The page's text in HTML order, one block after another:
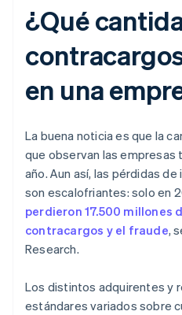
¿Qué
en una
La buena noticia es que la
que observan las empresas
año. Aun así, las pérdidas
son escalofriantes: solo en
perdieron 17.500 millones
contracargos y el fraude,
Research.
Los distintos adquirentes y
estándares variados sobre